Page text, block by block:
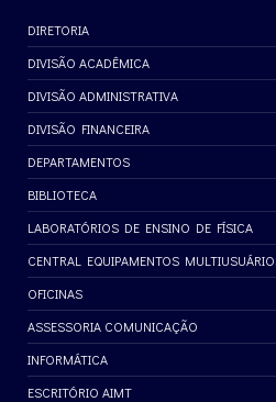
DIRETORIA
DIVISÃO ACADÊMICA
DIVISÃO ADMINISTRATIVA
DIVISÃO FINANCEIRA
DEPARTAMENTOS
BIBLIOTECA
LABORATÓRIOS DE ENSINO DE FÍSICA
CENTRAL EQUIPAMENTOS
OFICINAS
ASSESSORIA COMUNICAÇÃO
INFORMÁTICA
ESCRITÓRIO AIMT